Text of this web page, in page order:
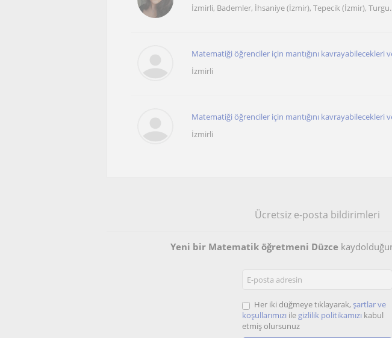
İzmirli, Bademler, İhsaniye (İzmir), Tepecik (İzmir),
Matematiği öğrenciler için mantığını kavrayabilecekleri
İzmirli
Matematiği öğrenciler için mantığını kavrayabilecekleri
İzmirli
Ücretsiz e-posta bildirimleri
Yeni bir Matematik öğretmeni Düzce
Her iki düğmeye tıklayarak, şartlar ve
koşullarımızı ile gizlilik politikamızı kabul
etmiş olursunuz